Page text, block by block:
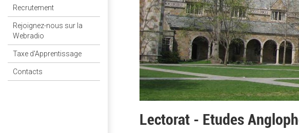
Recrutement
Rejoignez-nous sur la
Webradio
Taxe d'Apprentissage
Contacts
Lectorat - Etudes